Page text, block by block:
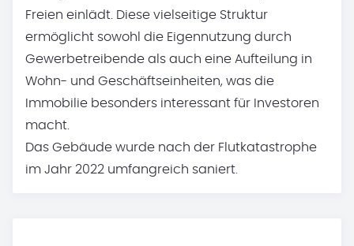
Freien einlädt. Diese vielseitige Struktur
ermöglicht sowohl die Eigennutzung durch
Gewerbetreibende als auch eine Aufteilung in
Wohn- und Geschäftseinheiten, was die
Immobilie besonders interessant für Investoren
macht.
Das Gebäude wurde nach der Flutkatastrophe
im Jahr 2022 umfangreich saniert.